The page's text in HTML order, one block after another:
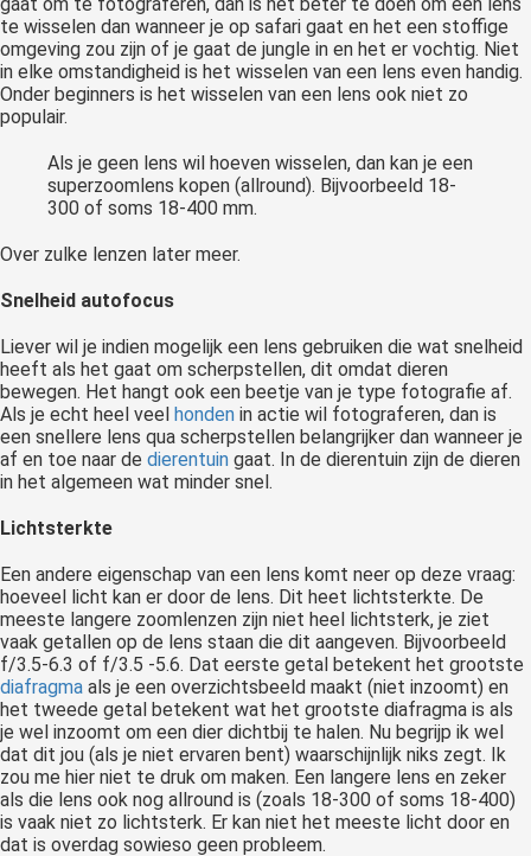
te wisselen dan wanneer je op safari gaat en het een stoffige
omgeving zou zijn of je gaat de jungle in en het er vochtig. Niet
in elke omstandigheid is het wisselen van een lens even handig.
Onder beginners is het wisselen van een lens ook niet zo
populair.
Als je geen lens wil hoeven wisselen, dan kan je een
superzoomlens kopen (allround). Bijvoorbeeld 18-
300 of soms 18-400 mm.
Over zulke lenzen later meer.
Snelheid autofocus
Liever wil je indien mogelijk een lens gebruiken die wat snelheid
heeft als het gaat om scherpstellen, dit omdat dieren
bewegen. Het hangt ook een beetje van je type fotografie af.
Als je echt heel veel honden in actie wil fotograferen, dan is
een snellere lens qua scherpstellen belangrijker dan wanneer je
af en toe naar de dierentuin gaat. In de dierentuin zijn de dieren
in het algemeen wat minder snel.
Lichtsterkte
Een andere eigenschap van een lens komt neer op deze vraag:
hoeveel licht kan er door de lens. Dit heet lichtsterkte. De
meeste langere zoomlenzen zijn niet heel lichtsterk, je ziet
vaak getallen op de lens staan die dit aangeven. Bijvoorbeeld
f/3.5-6.3 of f/3.5 -5.6. Dat eerste getal betekent het grootste
diafragma als je een overzichtsbeeld maakt (niet inzoomt) en
het tweede getal betekent wat het grootste diafragma is als
je wel inzoomt om een dier dichtbij te halen. Nu begrijp ik wel
dat dit jou (als je niet ervaren bent) waarschijnlijk niks zegt. Ik
zou me hier niet te druk om maken. Een langere lens en zeker
als die lens ook nog allround is (zoals 18-300 of soms 18-400)
is vaak niet zo lichtsterk. Er kan niet het meeste licht door en
dat is overdag sowieso geen probleem.